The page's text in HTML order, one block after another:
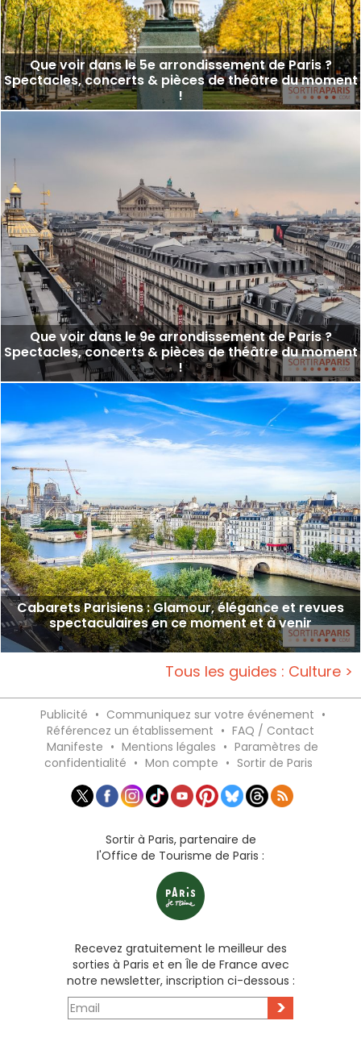
Que voir dans le 5e arrondissement de Paris ?
Spectacles, concerts & pièces de théâtre du moment
!
Que voir dans le 9e arrondissement de Paris ?
Spectacles, concerts & pièces de théâtre du moment
!
Cabarets Parisiens : Glamour, élégance et revues
spectaculaires en ce moment et à venir
Tous les guides : Culture >
Publicité • Communiquez sur votre événement •
Référencez un établissement • FAQ / Contact
Manifeste • Mentions légales • Paramètres de
confidentialité • Mon compte • Sortir de Paris
Sortir à Paris, partenaire de
l'Office de Tourisme de Paris :
Recevez gratuitement le meilleur des
sorties à Paris et en Île de France avec
notre newsletter, inscription ci-dessous :
>